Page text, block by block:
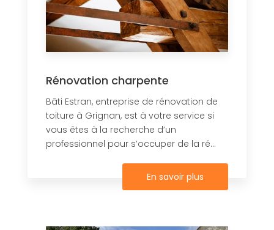
Rénovation charpente
Bâti Estran, entreprise de rénovation de
toiture à Grignan, est à votre service si
vous êtes à la recherche d’un
professionnel pour s’occuper de la ré...
En savoir plus